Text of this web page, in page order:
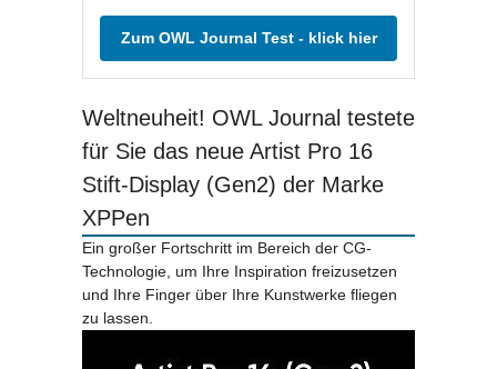
Zum OWL Journal Test - klick hier
Weltneuheit! OWL Journal testete
für Sie das neue Artist Pro 16
Stift-Display (Gen2) der Marke
XPPen
Ein großer Fortschritt im Bereich der CG-
Technologie, um Ihre Inspiration freizusetzen
und Ihre Finger über Ihre Kunstwerke fliegen
zu lassen.